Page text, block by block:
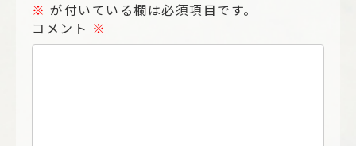
※ が付いている欄は必須項目です。
コメント ※